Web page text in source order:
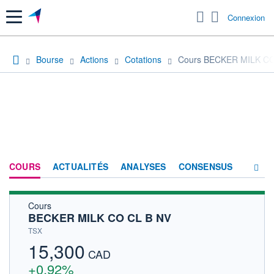
Menu Connexion
Bourse Actions Cotations Cours BECKER MILK
COURS ACTUALITÉS ANALYSES CONSENSUS
Cours
BECKER MILK CO CL B NV
TSX
15,300 CAD
+0,92%